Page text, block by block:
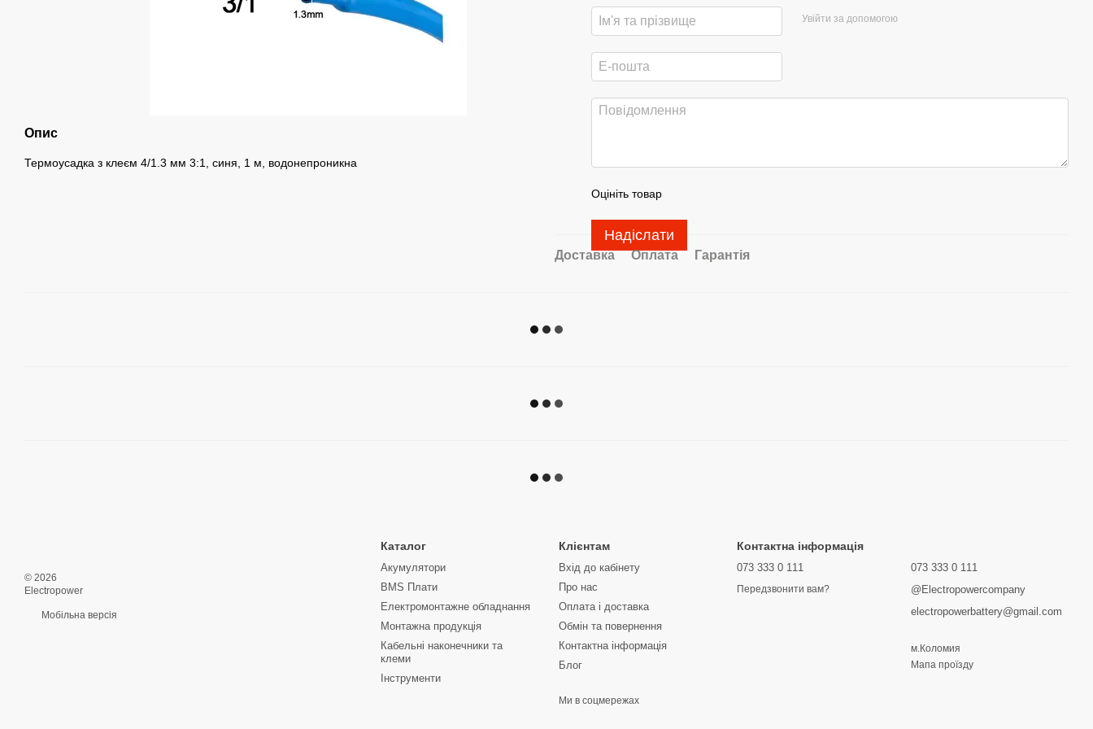
Опис
Термоусадка з клеєм 4/1.3 мм 3:1, синя, 1 м, водонепроникна
Увійти за допомогою
Оцініть товар
Надіслати
Доставка Оплата Гарантія
© 2026
Electropower
Мобільна версія
Каталог
Акумулятори
BMS Плати
Електромонтажне обладнання
Монтажна продукція
Кабельні наконечники та
клеми
Інструменти
Клієнтам
Вхід до кабінету
Про нас
Оплата і доставка
Обмін та повернення
Контактна інформація
Блог
Ми в соцмережах
Контактна інформація
073 333 0 111
Передзвонити вам?
073 333 0 111
@Electropowercompany
electropowerbattery@gmail.com
м.Коломия
Мапа проїзду